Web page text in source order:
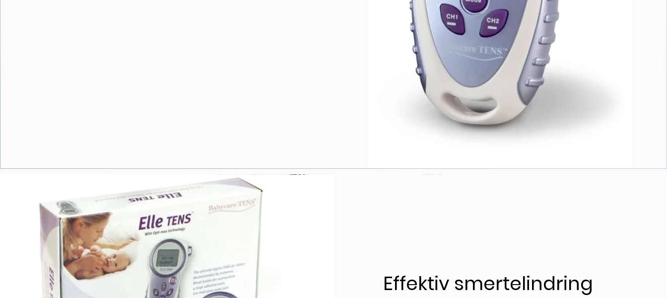
Effektiv smertelindring